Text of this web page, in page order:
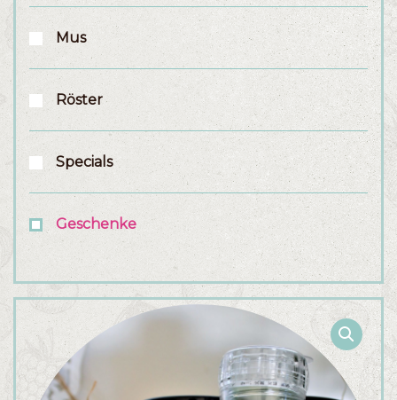
Mus
Röster
Specials
Geschenke